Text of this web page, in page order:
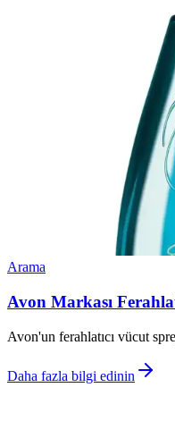
Arama
Avon Markası
Avon'un ferahlatıcı vücut
Daha fazla bilgi edinin